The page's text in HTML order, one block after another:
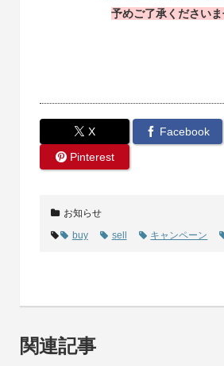
予めご了承ください
X Facebook
Pinterest
お知らせ
buy
sell キャンペーン
関連記事